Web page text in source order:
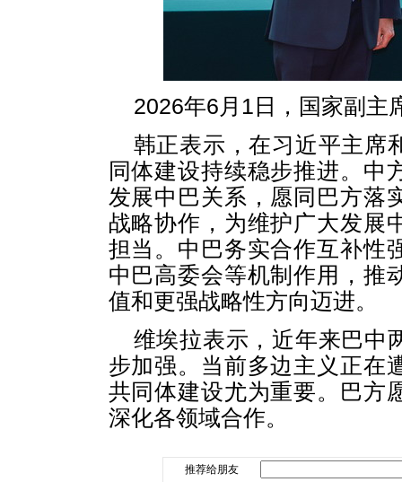
2026年6月1日，国家副主
韩正表示，在习近平主席
同体建设持续稳步推进。中
发展中巴关系，愿同巴方落
战略协作，为维护广大发展
担当。中巴务实合作互补性
中巴高委会等机制作用，推
值和更强战略性方向迈进。
维埃拉表示，近年来巴中
步加强。当前多边主义正在
共同体建设尤为重要。巴方
深化各领域合作。
推荐给朋友